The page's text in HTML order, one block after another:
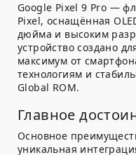
Google Pixel 9 Pro —
Pixel, оснащённая
дюйма и высоким
устройство создано
максимум от
технологиям и
Global ROM.
Главное
Основное
уникальная